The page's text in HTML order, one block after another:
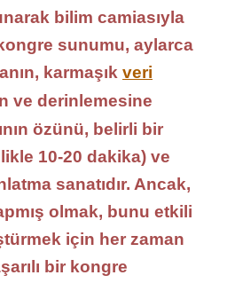
bilim camiasıyla
sunumu, aylarca
karmaşık veri
ve derinlemesine
özünü, belirli bir
10-20 dakika) ve
sanatıdır. Ancak,
olmak, bunu etkili
için her zaman
bir kongre